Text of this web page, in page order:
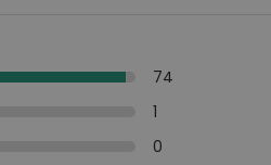
74
1
0